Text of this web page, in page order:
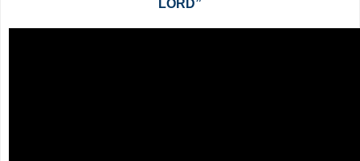
LORD”